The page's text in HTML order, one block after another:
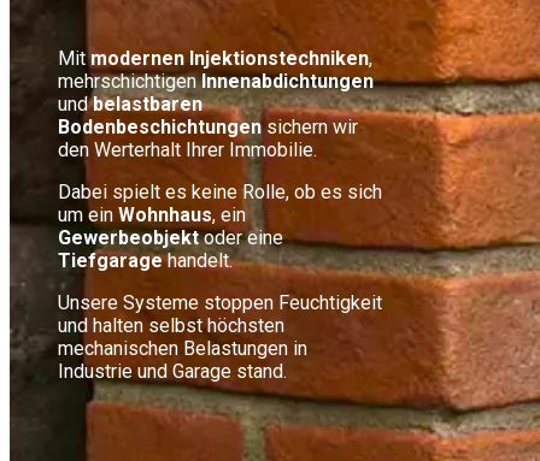
Mitmodernen Injektionstechniken,
mehrschichtigenInnenabdichtungen
undbelastbaren
Bodenbeschichtungen sichern wir
den Werterhalt Ihrer Immobilie.
Dabei spielt es keine Rolle, ob es sich
um ein Wohnhaus, ein
Gewerbeobjektoder eine
Tiefgaragehandelt.
Unsere Systeme stoppen Feuchtigkeit
und halten selbst höchsten
mechanischen Belastungen in
Industrie und Garage stand.